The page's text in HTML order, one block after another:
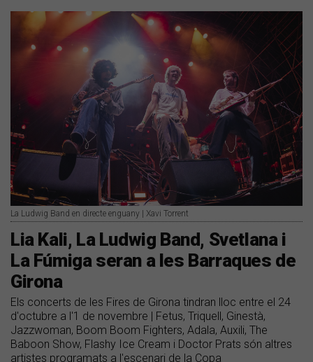
La Ludwig Band en directe enguany | Xavi Torrent
Lia Kali, La Ludwig Band, Svetlana i
La Fúmiga seran a les Barraques de
Girona
Els concerts de les Fires de Girona tindran lloc entre el 24
d'octubre a l'1 de novembre | Fetus, Triquell, Ginestà,
Jazzwoman, Boom Boom Fighters, Adala, Auxili, The
Baboon Show, Flashy Ice Cream i Doctor Prats són altres
artistes programats a l'escenari de la Copa